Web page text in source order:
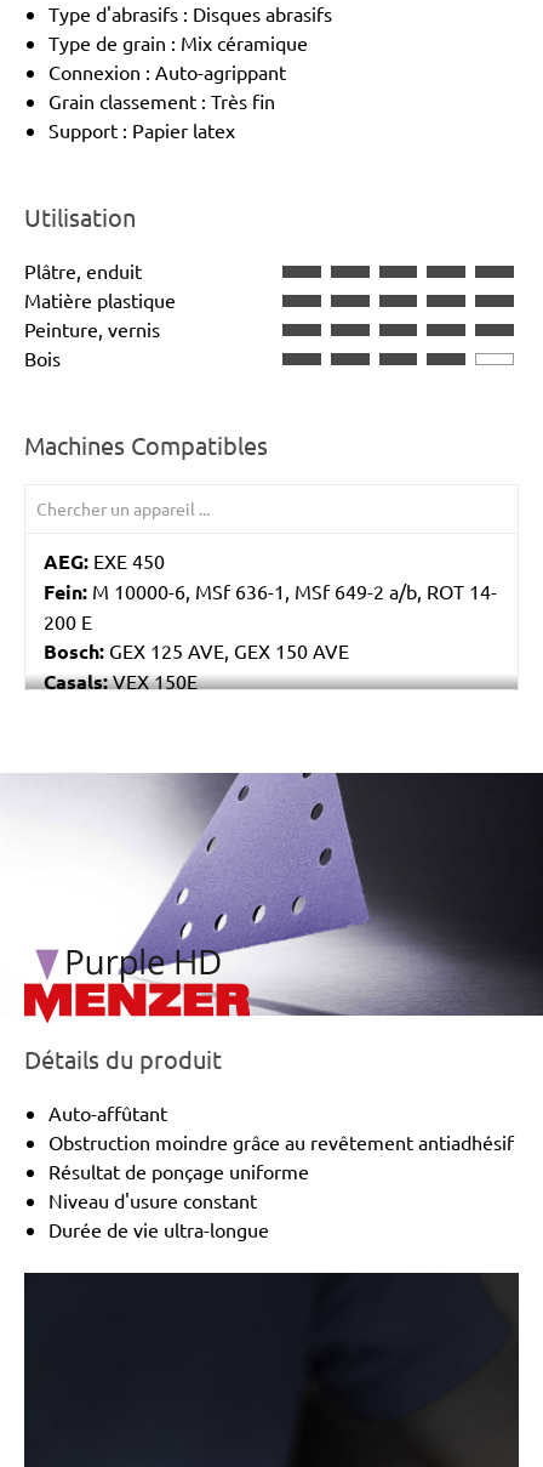
Type d'abrasifs : Disques abrasifs
Type de grain : Mix céramique
Connexion : Auto-agrippant
Grain classement : Très fin
Support : Papier latex
Utilisation
Plâtre, enduit
Matière plastique
Peinture, vernis
Bois
Machines Compatibles
AEG: EXE 450
Fein: M 10000-6, MSf 636-1, MSf 649-2 a/b, ROT 14-
200 E
Bosch: GEX 125 AVE, GEX 150 AVE
Casals:VEX 150E
/marketing/parallax/menzer/parallax_logos/
Détails du produit
Auto-affûtant
Obstruction moindre grâce au revêtement antiadhésif
Résultat de ponçage uniforme
Niveau d'usure constant
Durée de vie ultra-longue